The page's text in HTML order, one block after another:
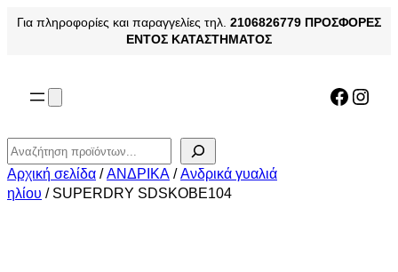
Μετάβαση
Για πληροφορίες και παραγγελίες τηλ. 2106826779 ΠΡΟΣΦΟΡΕΣ
ΕΝΤΟΣ ΚΑΤΑΣΤΗΜΑΤΟΣ
Αναζήτηση
Αρχική σελίδα /ΑΝΔΡΙΚΑ /Ανδρικά γυαλιά
ηλίου / SUPERDRY SDSKOBE104